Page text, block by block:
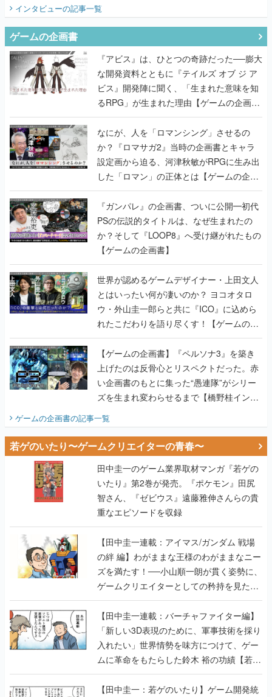
インタビューの記事一覧
ゲームの企画書
『アビス』は、ひとつの奇跡だった──膨大
な開発資料とともに『テイルズ オブ ジ ア
ビス』開発陣に聞く、「生まれた意味を知
るRPG」が生まれた理由【ゲームの企画
書】
なにが、人を「ロマンシング」させるの
か？『ロマサガ2』当時の企画書とキャラ
設定画から迫る、河津秋敏がRPGに生み出
した「ロマン」の正体とは【ゲームの企画
書】
『ガンパレ』の企画書、ついに公開━初代
PSの伝説的タイトルは、なぜ生まれたの
か？そして『LOOP8』へ受け継がれたもの
【ゲームの企画書】
世界が認めるゲームデザイナー・上田文人
とはいったい何が凄いのか？ ヨコオタロ
ウ・外山圭一郎らと共に『ICO』に込めら
れたこだわりを語り尽くす！【ゲームの企
画書】
【ゲームの企画書】『ペルソナ3』を築き
上げたのは反骨心とリスペクトだった。赤
い企画書のもとに集った“愚連隊”がシリー
ズを生まれ変わらせるまで【橋野桂インタ
ビュー】
ゲームの企画書の記事一覧
若ゲのいたり〜ゲームクリエイターの青春〜
田中圭一のゲーム業界取材マンガ『若ゲの
いたり』第2巻が発売。『ポケモン』田尻
智さん、『ゼビウス』遠藤雅伸さんらの貴
重なエピソードを収録
【田中圭一連載：アイマス/ガンダム 戦場
の絆 編】わがままな王様のわがままなニー
ズを満たす！──小山順一朗が貫く姿勢に、
ゲームクリエイターとしての矜持を見た
【若ゲのいたり最終回】
【田中圭一連載：バーチャファイター編】
「新しい3D表現のために、軍事技術を採り
入れたい」世界情勢を味方につけて、ゲー
ムに革命をもたらした鈴木 裕の功績【若ゲ
のいたり】
【田中圭一：若ゲのいたり】ゲーム開発統